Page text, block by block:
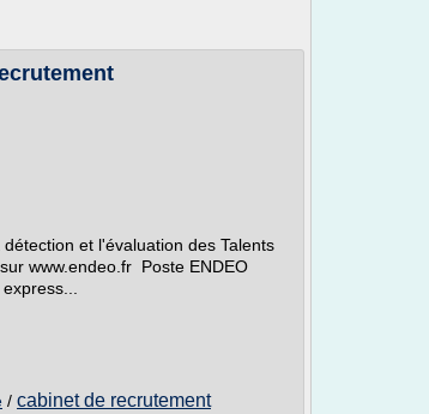
et l'évaluation des Talents
www.endeo.fr Poste ENDEO
/ cabinet de recrutement